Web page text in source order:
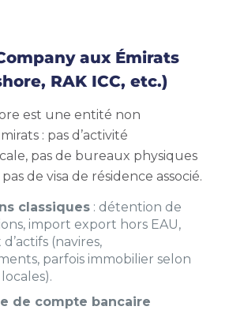
aux Émirats
RAK ICC, etc.)
est une entité non
: pas d’activité
pas de bureaux physiques
de visa de résidence associé.
classiques: détention de
import export hors EAU,
(navires,
parfois immobilier selon
de compte bancaire